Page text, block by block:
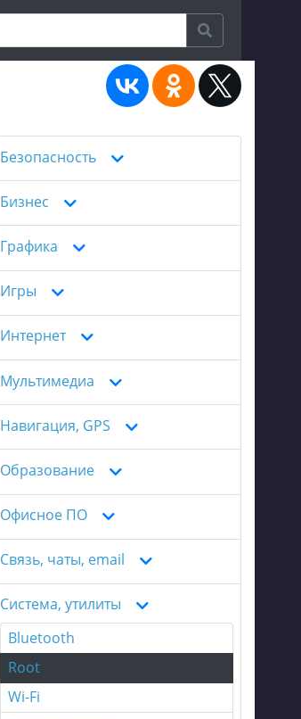
Безопасность
Бизнес
Графика
Игры
Интернет
Мультимедиа
Навигация, GPS
Образование
Офисное ПО
Связь, чаты, email
Система, утилиты
Bluetooth
Root
Wi-Fi